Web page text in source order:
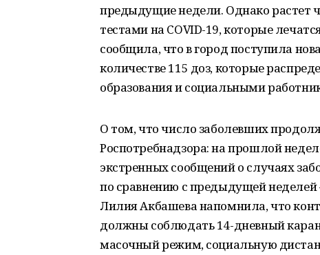
предыдущие недели. Однако растет
тестами на COVID-19, которые
сообщила, что в город поступила
количестве 115 доз, которые
образования и социальными
О том, что число заболевших
Роспотребнадзора: на прошлой
экстренных сообщений о случаях
по сравнению с предыдущей неделей
Лилия Акбашева напомнила, что
должны соблюдать 14-дневный
масочный режим, социальную